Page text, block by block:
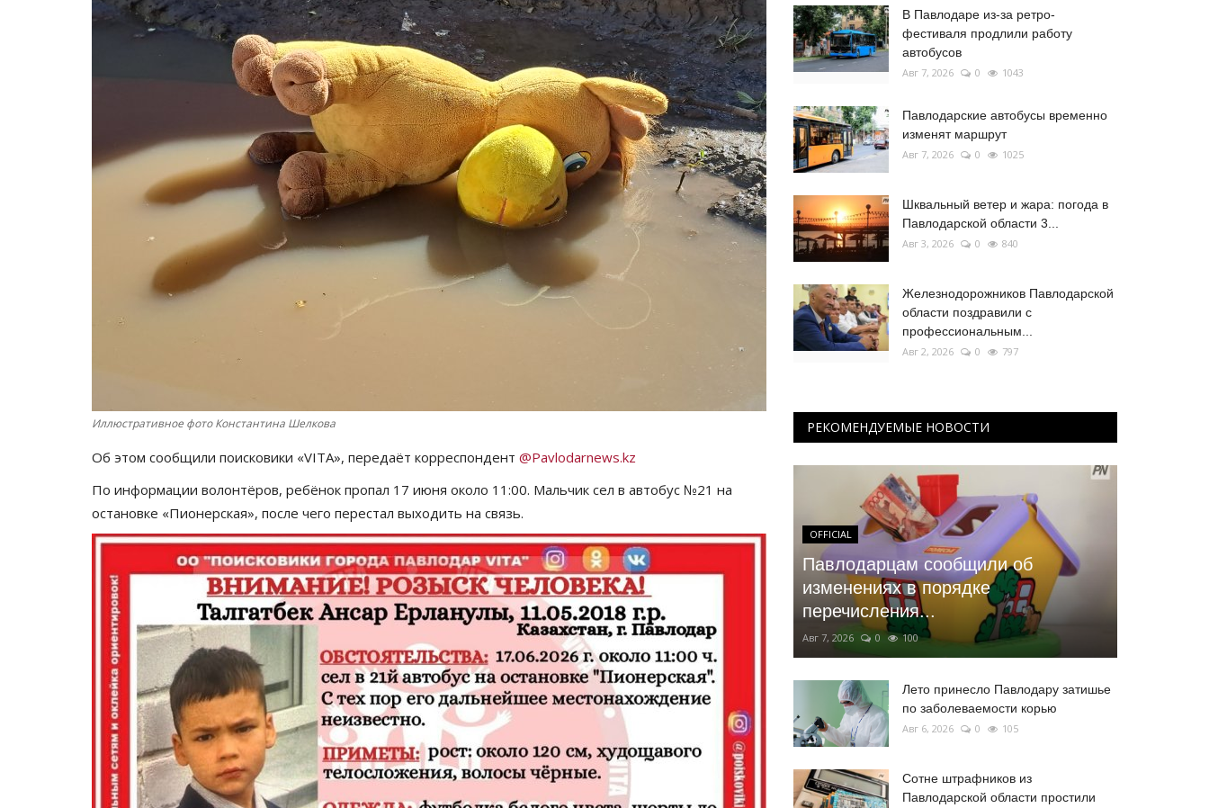
Иллюстративное фото Константина Шелкова
Об этом сообщили поисковики «VITA», передаёт корреспондент @Pavlodarnews.kz
По информации волонтёров, ребёнок пропал 17 июня около 11:00. Мальчик сел в автобус №21 на
остановке «Пионерская», после чего перестал выходить на связь.
В Павлодаре из-за ретро-
фестиваля продлили работу
автобусов
Авг 7, 2026 0 1043
Павлодарские автобусы временно
изменят маршрут
Авг 7, 2026 0 1025
Шквальный ветер и жара: погода в
Павлодарской области 3...
Авг 3, 2026 0 840
Железнодорожников Павлодарской
области поздравили с
профессиональным...
Авг 2, 2026 0 797
РЕКОМЕНДУЕМЫЕ НОВОСТИ
OFFICIAL
Павлодарцам сообщили об
изменениях в порядке
перечисления...
Авг 7, 2026 0 100
Лето принесло Павлодару затишье
по заболеваемости корью
Авг 6, 2026 0 105
Сотне штрафников из
Павлодарской области простили